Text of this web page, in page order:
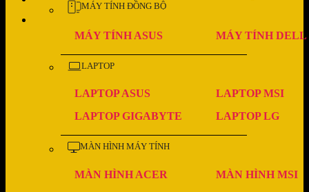
MÁY TÍNH ĐỒNG BỘ
MÁY TÍNH ASUS MÁY TÍNH DELL
LAPTOP
LAPTOP ASUS
LAPTOP MSI
LAPTOP GIGABYTE
LAPTOP LG
MÀN HÌNH MÁY TÍNH
MÀN HÌNH ACER MÀN HÌNH MSI